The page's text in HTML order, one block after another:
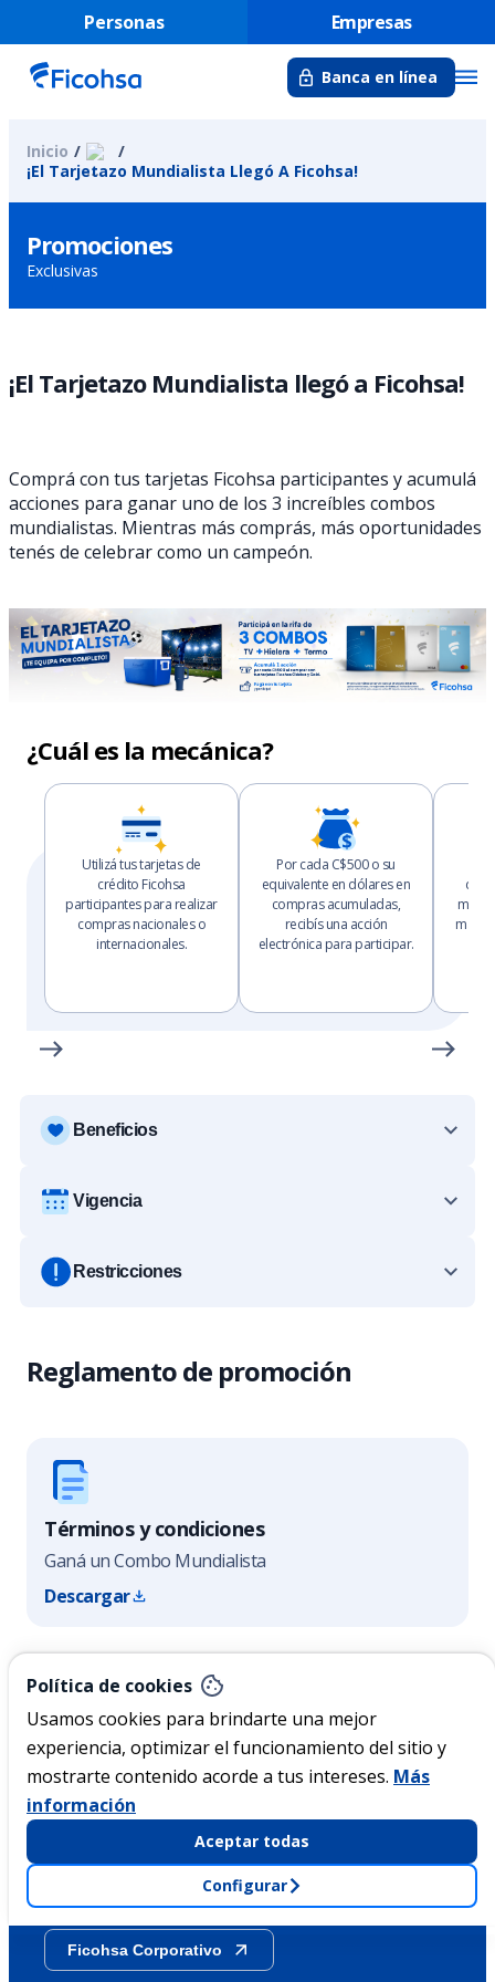
Personas Empresas
Banca en línea
Inicio
¡El Tarjetazo Mundialista Llegó A Ficohsa!
Promociones
Exclusivas
¡El Tarjetazo Mundialista llegó a Ficohsa!
Comprá con tus tarjetas Ficohsa participantes y acumulá
acciones para ganar uno de los 3 increíbles combos
mundialistas. Mientras más comprás, más oportunidades
tenés de celebrar como un campeón.
¿Cuál es la mecánica?
Utilizá tus tarjetas de
crédito Ficohsa
participantes para realizar
compras nacionales o
internacionales.
Por cada C$500 o su
equivalente en dólares en
compras acumuladas,
recibís una acción
electrónica para participar.
más
más
Beneficios
Vigencia
Restricciones
Reglamento de promoción
Términos y condiciones
Ganá un Combo Mundialista
Descargar
Política de cookies
Usamos cookies para brindarte una mejor
experiencia, optimizar el funcionamiento del sitio y
mostrarte contenido acorde a tus intereses. Más
información
Aceptar todas
Configurar
Nicaragua
Acerca de Ficohsa
Sostenibilidad
Ficohsa Corporativo